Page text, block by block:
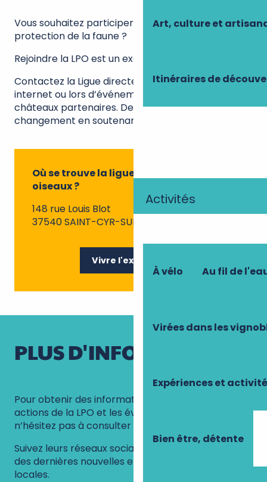
Art, culture et
Itinéraires de
Activités
À vélo Au fil de
Virées dans les
Expériences et
Bien être, détente
Vous souhaitez participer activement à la
protection de la faune ?
Rejoindre la LPO est un excellent moyen d’agir.
Contactez la Ligue directement via leur site
internet ou lors d’événements organisés dans les
châteaux partenaires. Devenez ainsi un acteur du
changement en soutenant les projets locaux.
Où se trouve la ligue protectrice des
oiseaux ?
148 rue Louis Blot
37540 SAINT-CYR-SUR-LOIRE
Vivre l'expérience
PLUS D'INFOS
Pour obtenir des informations détaillées sur les
actions de la LPO et les événements à venir,
n’hésitez pas à consulter leur site.
Suivez leurs réseaux sociaux pour rester informé
des dernières nouvelles et participer aux initiatives
locales.